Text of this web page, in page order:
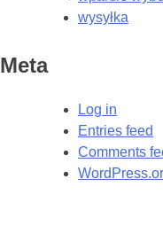
wysyłka
Meta
Log in
Entries feed
Comments